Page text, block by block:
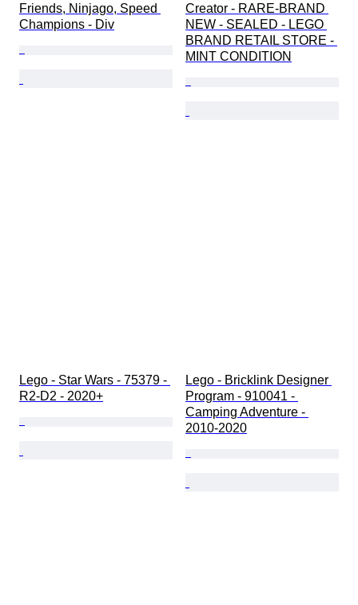
Friends, Ninjago, Speed
Champions - Div
Creator - RARE-BRAND
NEW - SEALED - LEGO
BRAND RETAIL STORE -
MINT CONDITION
Lego - Star Wars - 75379 -
R2-D2 - 2020+
Lego - Bricklink Designer
Program - 910041 -
Camping Adventure -
2010-2020